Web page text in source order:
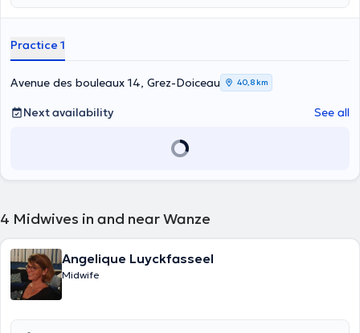
des consultations prénatales( en alternance avec le
Douceur. Je fais aussi des suivis post partum à domicile ainsi que
des ateliers de massage bébé. Depuis juin 2024, je suis consultante
en lactation, bientôt certifiée IBCLC en septembre 2024. Je serai
ravie de vous accompagner dans cette magnifique aventure.
Consultations : Les lundis de 9h-13h au centre Iiode Les mercredis
après-midi de 14h à 18h au centre Parmentier (Woluwé St Pierre)
annulation, priez de le faire 24h à l'avance, sans cela, un montant
Practice 1
Avenue des bouleaux 14, Grez-Doiceau 40,8 km
Next availability See all
4 Midwives in and near Wanze
Angelique Luyckfasseel
Midwife